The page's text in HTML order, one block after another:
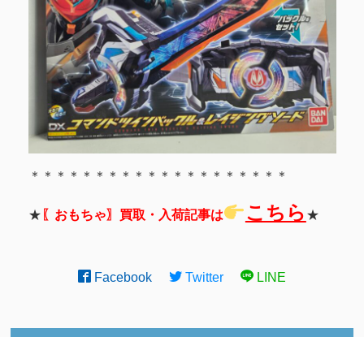
＊＊＊＊＊＊＊＊＊＊＊＊＊＊＊＊＊＊＊＊
★ 〖おもちゃ〗買取・入荷記事は こちら ★
Facebook Twitter LINE